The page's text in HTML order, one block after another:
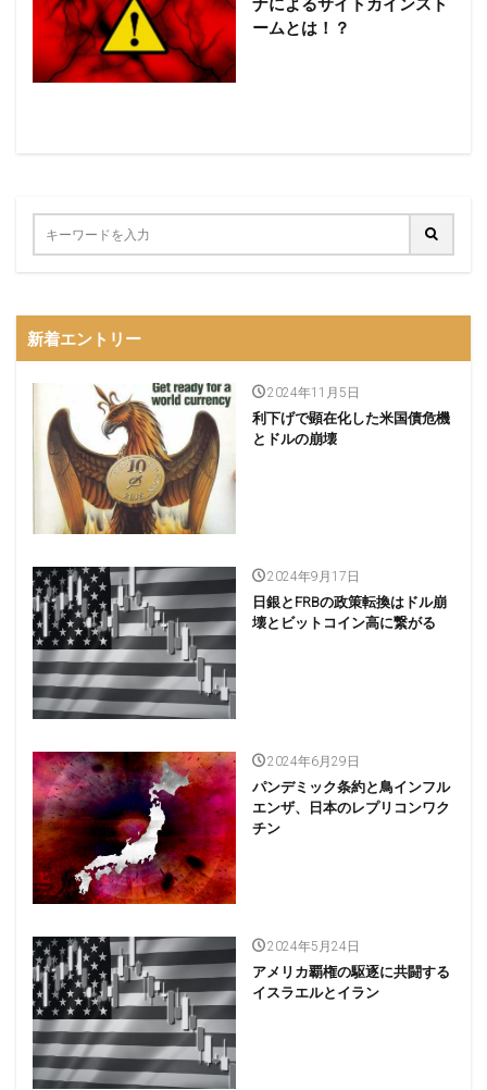
ナによるサイトカインスト
ームとは！？
新着エントリー
2024年11月5日
利下げで顕在化した米国債危機
とドルの崩壊
2024年9月17日
日銀とFRBの政策転換はドル崩
壊とビットコイン高に繋がる
2024年6月29日
パンデミック条約と鳥インフル
エンザ、日本のレプリコンワク
チン
2024年5月24日
アメリカ覇権の駆逐に共闘する
イスラエルとイラン